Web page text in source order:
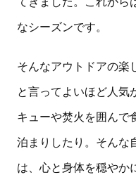
なシーズンです。
そんなアウトドアの楽
と言ってよいほど人気
キューや焚火を囲んで
泊まりしたり。そんな
は、心と身体を穏やか